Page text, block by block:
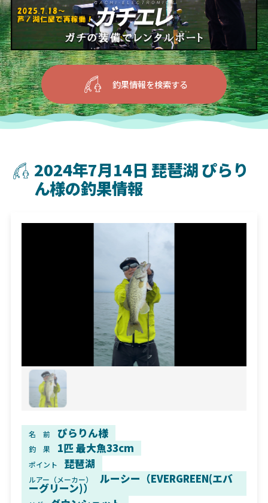
釣果情報を検索する
2024年7月14日 琵琶湖 ぴらり
ん様の釣果情報
名 前 ぴらりん様
釣 果 1匹 最大魚33cm
ポイント 琵琶湖
ルアー（メーカー） ルーシー（EVERGREEN(エバ
ーグリーン)）